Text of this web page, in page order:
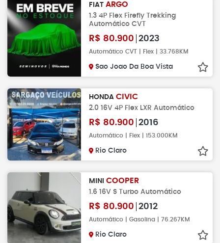
FIAT ARGO
1.3 4P Flex Firefly Trekking
Automático CVT
R$ 80.900 2023
Automático CVT | Flex | 33.768KM
Sao Joao Da Boa Vista
HONDA CIVIC
2.0 16V 4P Flex LXR Automático
R$ 80.900 2016
Automático | Flex | 153.000KM
Rio Claro
MINI COOPER
1.6 16V S Turbo Automático
R$ 80.900 2012
Automático | Gasolina | 76.267KM
Rio Claro